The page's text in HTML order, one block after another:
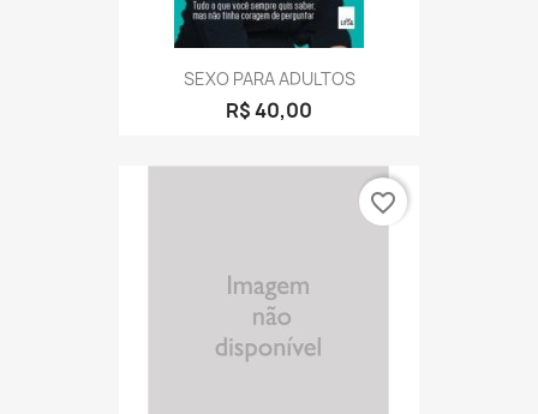
SEXO PARA ADULTOS
R$ 40,00
favorite_border